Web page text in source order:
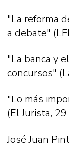
"La reforma
a debate"
"La banca y
concursos"
"Lo más
(El Jurista,
José Juan